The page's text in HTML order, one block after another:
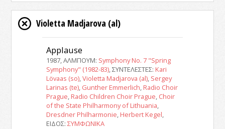
Violetta Madjarova (al)
Applause
1987, ΑΛΜΠΟΥΜ: Symphony No. 7 "Spring
Symphony" (1982-83), ΣΥΝΤΕΛΕΣΤΕΣ: Kari
Lövaas (so),Violetta Madjarova (al), Sergey
Larinas (te), Gunther Emmerlich, Radio Choir
Prague, Radio Children Choir Prague, Choir
of the State Philharmony of Lithuania,
Dresdner Philharmonie, Herbert Kegel,
ΕΙΔΟΣ: ΣΥΜΦΩΝΙΚΑ